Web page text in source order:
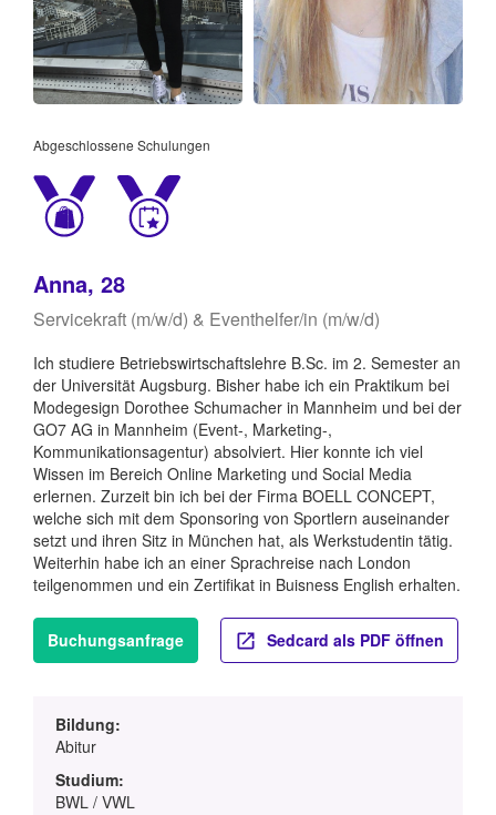
Abgeschlossene Schulungen
Anna, 28
Servicekraft (m/w/d) & Eventhelfer/in (m/w/d)
Ich studiere Betriebswirtschaftslehre B.Sc. im 2. Semester an
der Universität Augsburg. Bisher habe ich ein Praktikum bei
Modegesign Dorothee Schumacher in Mannheim und bei der
GO7 AG in Mannheim (Event-, Marketing-,
Kommunikationsagentur) absolviert. Hier konnte ich viel
Wissen im Bereich Online Marketing und Social Media
erlernen. Zurzeit bin ich bei der Firma BOELL CONCEPT,
welche sich mit dem Sponsoring von Sportlern auseinander
setzt und ihren Sitz in München hat, als Werkstudentin tätig.
Weiterhin habe ich an einer Sprachreise nach London
teilgenommen und ein Zertifikat in Buisness English erhalten.
Buchungsanfrage Sedcard als PDF öffnen
Bildung:
Abitur
Studium:
BWL / VWL